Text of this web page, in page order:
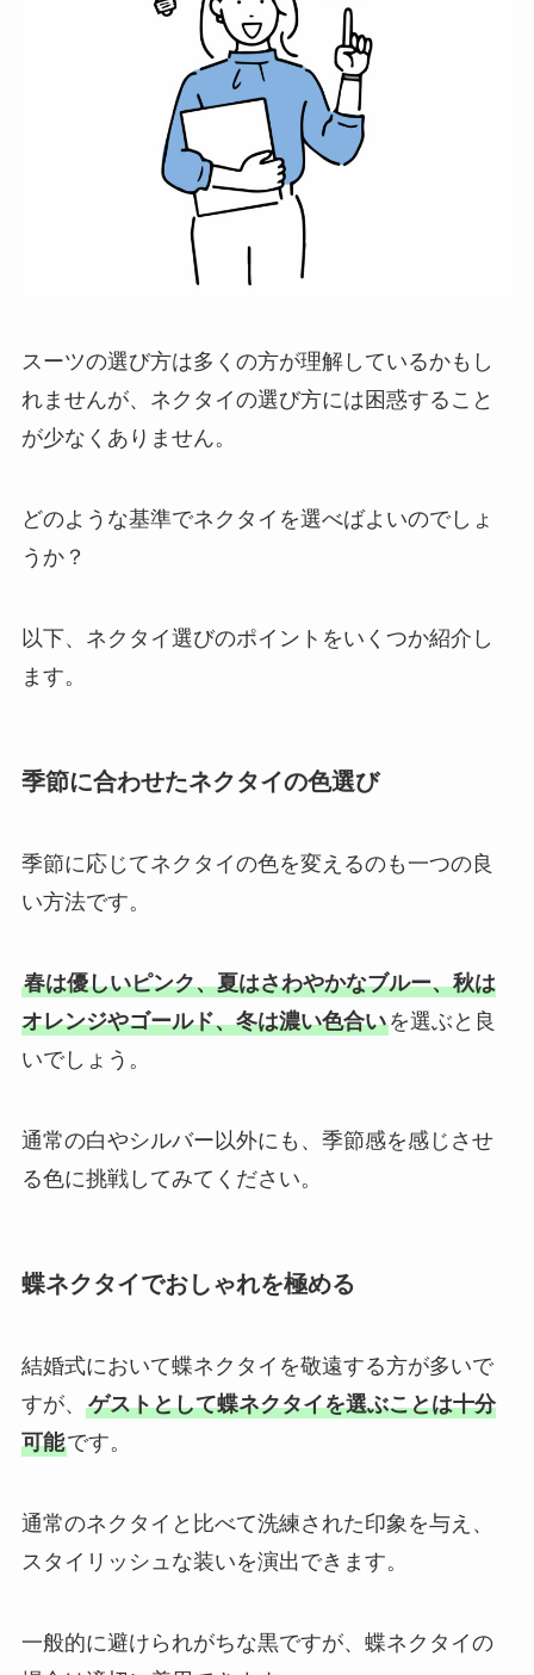
スーツの選び方は多くの方が理解しているかもし
れませんが、ネクタイの選び方には困惑すること
が少なくありません。
どのような基準でネクタイを選べばよいのでしょ
うか？
以下、ネクタイ選びのポイントをいくつか紹介し
ます。
季節に合わせたネクタイの色選び
季節に応じてネクタイの色を変えるのも一つの良
い方法です。
春は優しいピンク、夏はさわやかなブルー、秋は
オレンジやゴールド、冬は濃い色合いを選ぶと良
いでしょう。
通常の白やシルバー以外にも、季節感を感じさせ
る色に挑戦してみてください。
蝶ネクタイでおしゃれを極める
結婚式において蝶ネクタイを敬遠する方が多いで
すが、 ゲストとして蝶ネクタイを選ぶことは十分
可能です。
通常のネクタイと比べて洗練された印象を与え、
スタイリッシュな装いを演出できます。
一般的に避けられがちな黒ですが、蝶ネクタイの